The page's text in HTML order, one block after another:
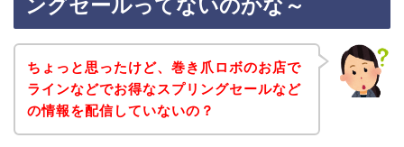
ングセールってないのかな～
ちょっと思ったけど、巻き爪ロボのお店で
ラインなどでお得なスプリングセールなど
の情報を配信していないの？